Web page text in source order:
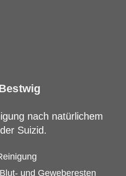
nach natürlichem
Suizid.
und Geweberesten